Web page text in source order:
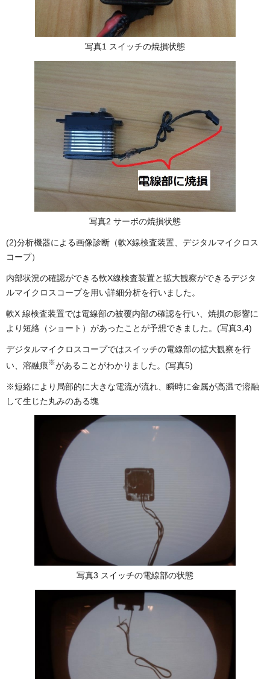
写真1 スイッチの焼損状態
写真2 サーボの焼損状態
(2)分析機器による画像診断（軟X線検査装置、デジタルマイクロス
コープ）
内部状況の確認ができる軟X線検査装置と拡大観察ができるデジタ
ルマイクロスコープを用い詳細分析を行いました。
軟X 線検査装置では電線部の被覆内部の確認を行い、焼損の影響に
より短絡（ショート）があったことが予想できました。(写真3,4)
デジタルマイクロスコープではスイッチの電線部の拡大観察を行
い、溶融痕※があることがわかりました。(写真5)
※短絡により局部的に大きな電流が流れ、瞬時に金属が高温で溶融
して生じた丸みのある塊
写真3 スイッチの電線部の状態